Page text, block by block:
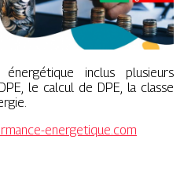
inclus plusieurs
le calcul de DPE, la classe
energetique.com